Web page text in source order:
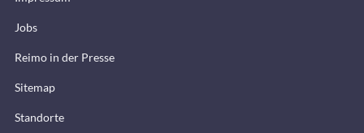
Jobs
Reimo in der Presse
Sitemap
Standorte